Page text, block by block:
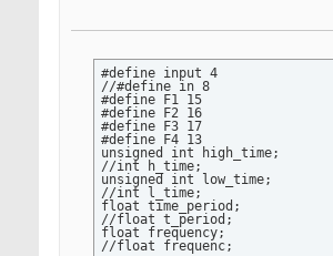
#define input 4
//#define in 8
#define F1 15
#define F2 16
#define F3 17
#define F4 13
unsigned int high_time;
//int h_time;
unsigned int low_time;
//int l_time;
float time_period;
//float t_period;
float frequency;
//float frequenc;